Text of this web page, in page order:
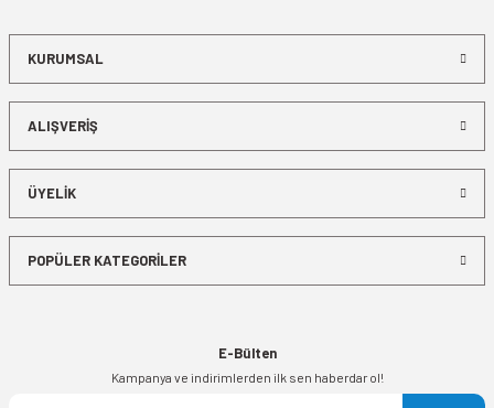
KURUMSAL
ALIŞVERİŞ
ÜYELİK
POPÜLER KATEGORİLER
E-Bülten
Kampanya ve indirimlerden ilk sen haberdar ol!